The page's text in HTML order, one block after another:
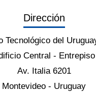
Dirección
Tecnológico del
Central - Entrepiso
Av. Italia 6201
Montevideo - Uruguay